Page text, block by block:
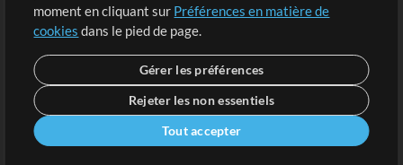
Soumettre votre contenu
Listes de lecture
Conférence MT
moment en cliquant sur Préférences en matière de
cookies dans le pied de page.
Gérer les préférences
Rejeter les non essentiels
Tout accepter